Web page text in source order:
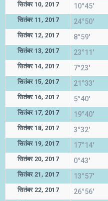
सितंबर 10, 2017 10°45'
सितंबर 11, 2017 24°50'
सितंबर 12, 2017 8°59'
सितंबर 13, 2017 23°11'
सितंबर 14, 2017 7°23'
सितंबर 15, 2017 21°33'
सितंबर 16, 2017 5°40'
सितंबर 17, 2017 19°40'
सितंबर 18, 2017 3°32'
सितंबर 19, 2017 17°14'
सितंबर 20, 2017 0°43'
सितंबर 21, 2017 13°57'
सितंबर 22, 2017 26°56'